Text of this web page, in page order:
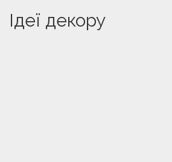
Ідеї декору